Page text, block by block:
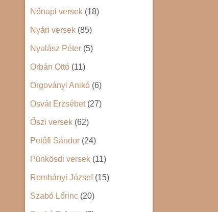
Nőnapi versek (18)
Nyári versek (85)
Nyulász Péter (5)
Orbán Ottó (11)
Orgoványi Anikó (6)
Osvát Erzsébet(27)
Őszi versek (62)
Petőfi Sándor (24)
Pünkösdi versek (11)
Romhányi József(15)
Szabó Lőrinc (20)